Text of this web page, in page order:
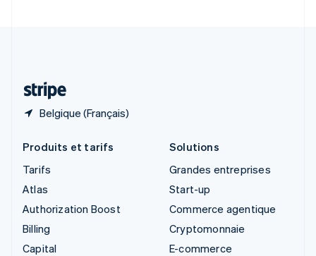
Belgique (Français)
Produits et tarifs
Tarifs
Atlas
Authorization Boost
Billing
Capital
Solutions
Grandes entreprises
Start-up
Commerce agentique
Cryptomonnaie
E-commerce